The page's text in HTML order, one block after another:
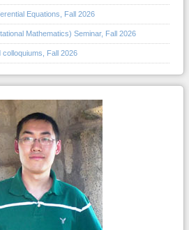
Equations, Fall 2026
Mathematics) Seminar, Fall 2026
Fall 2026